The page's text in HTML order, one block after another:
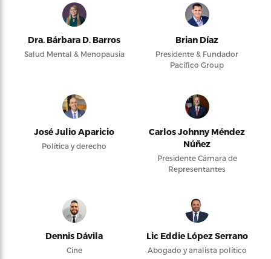
Dra. Bárbara D. Barros
Salud Mental & Menopausia
Brian Díaz
Presidente & Fundador
Pacifico Group
José Julio Aparicio
Política y derecho
Carlos Johnny Méndez
Núñez
Presidente Cámara de
Representantes
Dennis Dávila
Cine
Lic Eddie López Serrano
Abogado y analista político